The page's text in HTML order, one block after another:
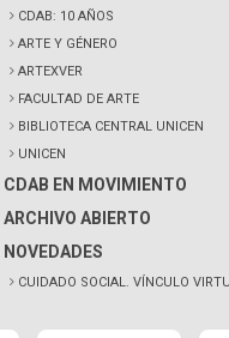
CDAB: 10 AÑOS
ARTE Y GÉNERO
ARTEXVER
FACULTAD DE ARTE
BIBLIOTECA CENTRAL UNICEN
UNICEN
CDAB EN MOVIMIENTO
ARCHIVO ABIERTO
NOVEDADES
CUIDADO SOCIAL. VÍNCULO